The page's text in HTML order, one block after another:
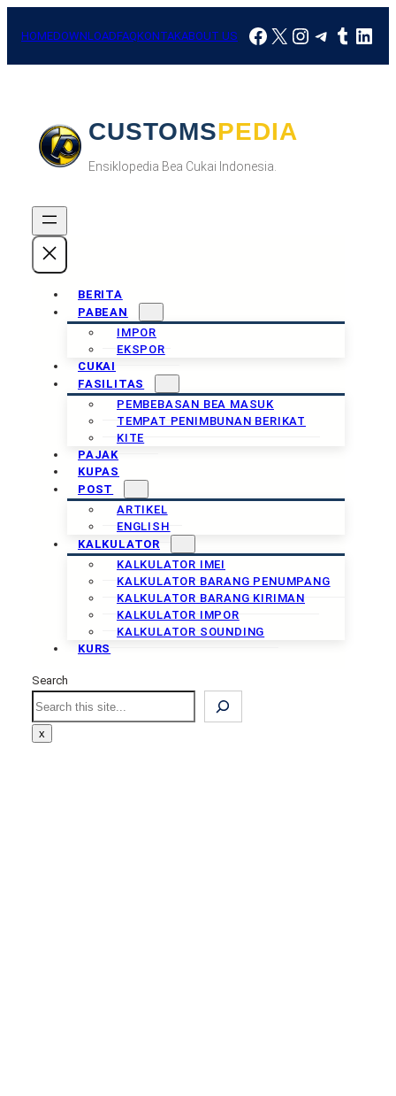
HOMEDOWNLOADFAQKONTAKABOUT US Facebook
X Instagram
CUSTOMSPEDIA
Ensiklopedia Bea Cukai Indonesia.
BERITA
PABEAN
IMPOR
EKSPOR
CUKAI
FASILITAS
PEMBEBASAN BEA MASUK
TEMPAT PENIMBUNAN BERIKAT
KITE
PAJAK
KUPAS
POST
ARTIKEL
ENGLISH
KALKULATOR
KALKULATOR IMEI
KALKULATOR BARANG PENUMPANG
KALKULATOR BARANG KIRIMAN
KALKULATOR IMPOR
KALKULATOR SOUNDING
KURS
Search
Search
x